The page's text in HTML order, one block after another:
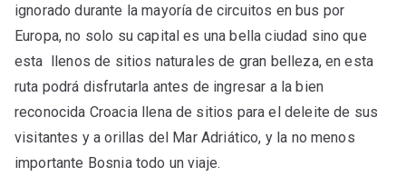
ignorado durante la mayoría de circuitos en bus por
Europa, no solo su capital es una bella ciudad sino que
esta llenos de sitios naturales de gran belleza, en esta
ruta podrá disfrutarla antes de ingresar a la bien
reconocida Croacia llena de sitios para el deleite de sus
visitantes y a orillas del Mar Adriático, y la no menos
importante Bosnia todo un viaje.